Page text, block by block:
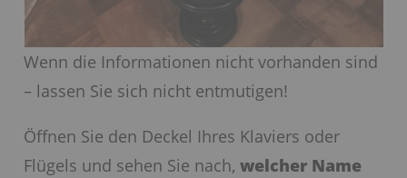
Wenn die Informationen nicht vorhanden sind
– lassen Sie sich nicht entmutigen!
Öffnen Sie den Deckel Ihres Klaviers oder
Flügels und sehen Sie nach,welcher Name